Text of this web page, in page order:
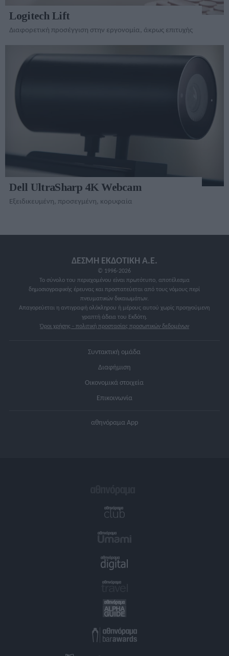
Logitech Lift
Διαφορετική προσέγγιση στην εργονομία, άκρως επιτυχής
Dell UltraSharp 4K Webcam
Εξειδικευμένη, προσεγμένη, κορυφαία
ΔΕΣΜΗ ΕΚΔΟΤΙΚΗ A.E.
© 1996-2026
Το σύνολο του περιεχομένου είναι πρωτότυπο, αποτέλεσμα
δημοσιογραφικής έρευνας και προστατεύεται από τους νόμους περί
πνευματικών δικαιωμάτων.
Απαγορεύεται η αντιγραφή ολόκληρου ή μέρους αυτού χωρίς προηγούμενη
γραπτή άδεια του Εκδότη.
Όροι χρήσης - πολιτική προστασίας προσωπικών δεδομένων
Συντακτική ομάδα
Διαφήμιση
Οικονομικά στοιχεία
Επικοινωνία
αθηνόραμα App